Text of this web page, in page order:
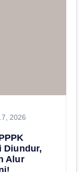
2026
Diundur,
Alur